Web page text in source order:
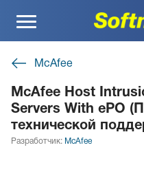
Меню
McAfee
McAfee Host
Servers With ePO
технической
Разработчик: McAfee